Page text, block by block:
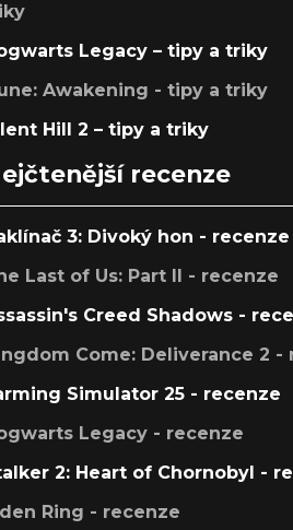
Legacy – tipy a triky
Awakening - tipy a triky
Hill 2 – tipy a triky
recenze
3: Divoký hon - recenze
Last of Us: Part II - recenze
Creed Shadows -
Come: Deliverance 2 -
Simulator 25 - recenze
Legacy - recenze
2: Heart of Chornobyl -
Ring - recenze